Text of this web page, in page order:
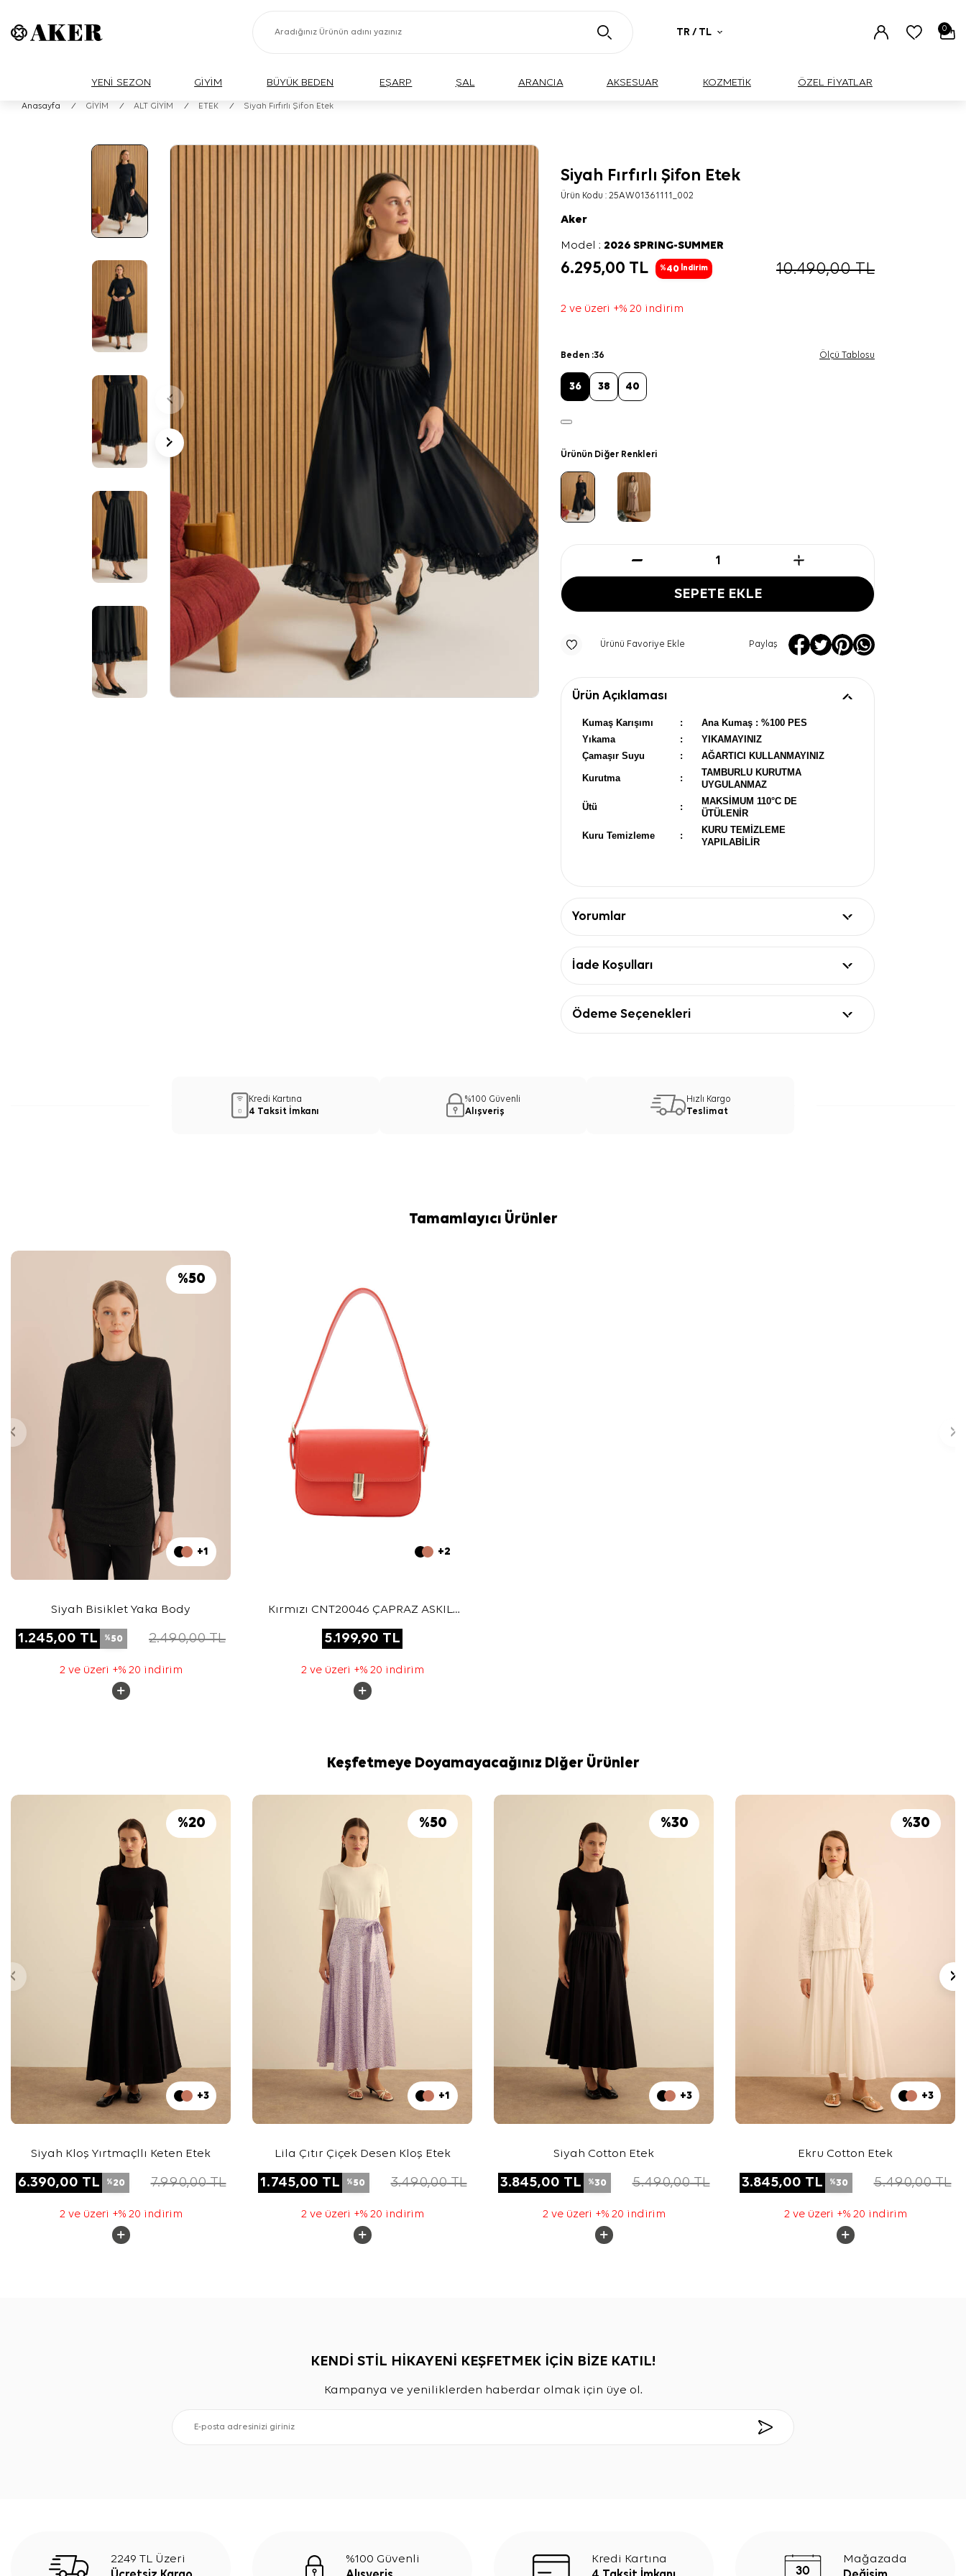
TR / TL 0
YENİ SEZON GİYİM BÜYÜK BEDEN EŞARP ŞAL ARANCIA AKSESUAR KOZMETİK ÖZEL FİYATLAR
Anasayfa / GİYİM / ALT GİYİM / ETEK / Siyah Fırfırlı Şifon Etek
Siyah Fırfırlı Şifon Etek
Ürün Kodu :25AW01361111_002
Aker
Model :2026 SPRING-SUMMER
6.295,00 TL %40 İndirim 10.490,00TL
2 ve üzeri +% 20 indirim
Beden :36 Ölçü Tablosu
36 38 40
Ürünün Diğer Renkleri
SEPETE EKLE
Ürünü Favoriye Ekle Paylaş
Ürün Açıklaması
Kumaş Karışımı :
Ana Kumaş : %100 PES
Yıkama
:
YIKAMAYINIZ
Çamaşır Suyu
: AĞARTICI KULLANMAYINIZ
Kurutma :
TAMBURLU KURUTMA
UYGULANMAZ
Ütü :
MAKSİMUM 110°C DE
ÜTÜLENİR
Kuru Temizleme :
KURU TEMİZLEME
YAPILABİLİR
Yorumlar
İade Koşulları
Ödeme Seçenekleri
Kredi Kartına
4 Taksit İmkanı
%100 Güvenli
Alışveriş
Hızlı Kargo
Teslimat
Tamamlayıcı Ürünler
%50
+1
Siyah Bisiklet Yaka Body
1.245,00 TL %50 2.490,00TL
2 ve üzeri +% 20 indirim
+2
Kırmızı CNT20046 ÇAPRAZ ASKILI
5.199,90 TL
2 ve üzeri +% 20 indirim
Keşfetmeye Doyamayacağınız Diğer Ürünler
%20
+3
Siyah Kloş Yırtmaçllı Keten Etek
6.390,00 TL %20 7.990,00TL
2 ve üzeri +% 20 indirim
%50
+1
Lila Çıtır Çiçek Desen Kloş Etek
1.745,00 TL %50 3.490,00TL
2 ve üzeri +% 20 indirim
%30
+3
Siyah Cotton Etek
3.845,00 TL %30 5.490,00TL
2 ve üzeri +% 20 indirim
%30
+3
Ekru Cotton Etek
3.845,00 TL %30 5.490,00TL
2 ve üzeri +% 20 indirim
KENDİ STİL HİKAYENİ KEŞFETMEK İÇİN BİZE KATIL!
Kampanya ve yeniliklerden haberdar olmak için üye ol.
2249 TL Üzeri
%100 Güvenli
Kredi Kartına
Mağazada